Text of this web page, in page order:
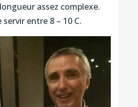
assez complexe.
entre 8 – 10 C.